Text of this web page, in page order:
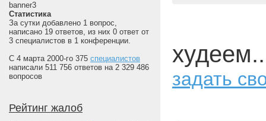
banner3
Статистика
За сутки добавлено 1 вопрос,
написано 19 ответов, из них 0 ответ от
3 специалистов в 1 конференции.
С 4 марта 2000-го 375 специалистов
написали 511 756 ответов на 2 329 486
вопросов
Рейтинг жалоб
задать